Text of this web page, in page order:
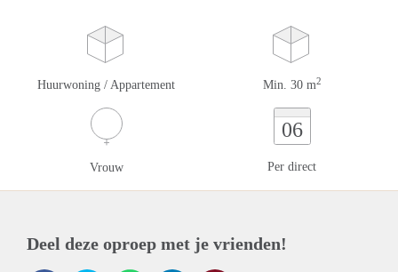
Huurwoning / Appartement Min. 30 m2
Vrouw
06
Per direct
Deel deze oproep met je vrienden!